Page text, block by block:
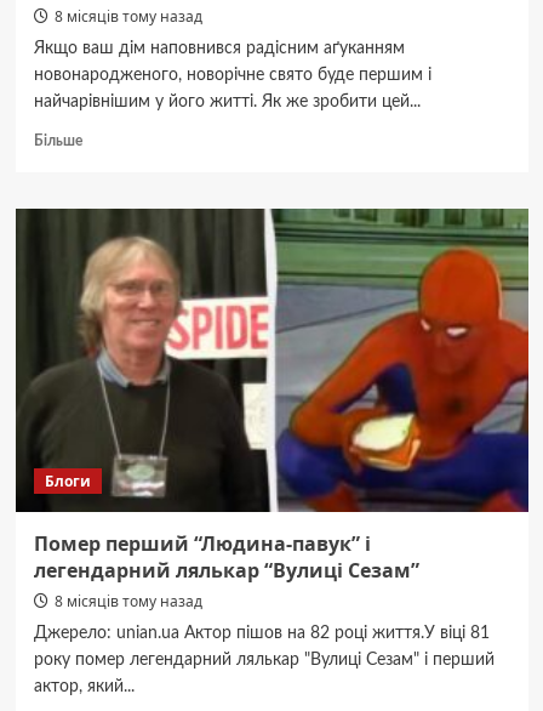
8 місяців тому назад
Якщо ваш дім наповнився радісним аґуканням
новонародженого, новорічне свято буде першим і
найчарівнішим у його житті. Як же зробити цей...
БільшеДокладніше
гардероб
найменших
зірочок:
свято
у
крихітних
обіймах
Блоги
Помер перший “Людина-павук” і
легендарний лялькар “Вулиці Сезам”
8 місяців тому назад
Джерело: unian.ua Актор пішов на 82 році життя.У віці 81
року помер легендарний лялькар "Вулиці Сезам" і перший
актор, який...